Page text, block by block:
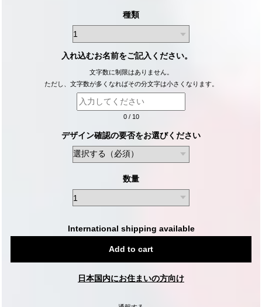
種類
入れ込むお名前をご記入ください。
文字数に制限はありません。
ただし、文字数が多くなればその分文字は小さくなります。
0/ 10
デザイン確認の要否をお選びください
数量
International shipping available
Add to cart
日本国内にお住まいの方向け